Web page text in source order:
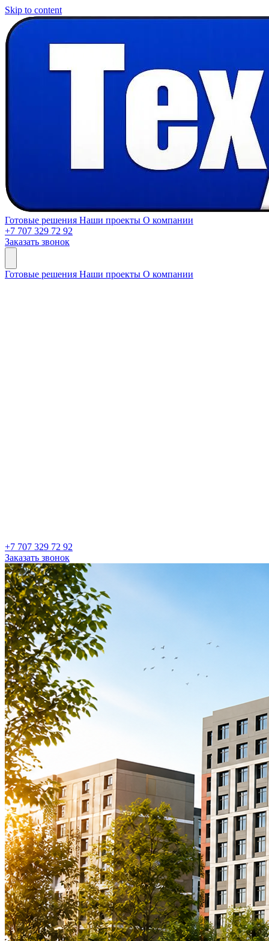
Skip to content
Готовые решения Наши проекты О компании
+7 707 329 72 92
Заказать звонок
Готовые решения Наши проекты О компании
+7 707 329 72 92
Заказать звонок